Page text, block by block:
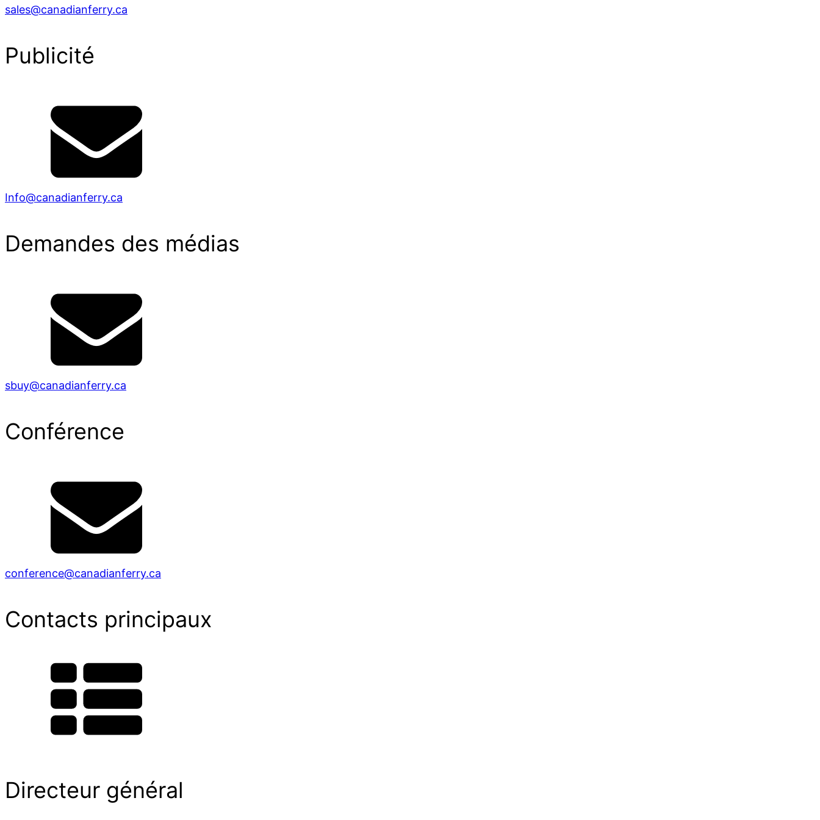
sales@canadianferry.ca
Publicité
Info@canadianferry.ca
Demandes des médias
sbuy@canadianferry.ca
Conférence
conference@canadianferry.ca
Contacts principaux
Directeur général